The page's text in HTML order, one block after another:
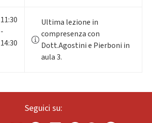
11:30
-
14:30
Ultima lezione in
compresenza con
Dott.Agostini e Pierboni in
aula 3.
Seguici su: